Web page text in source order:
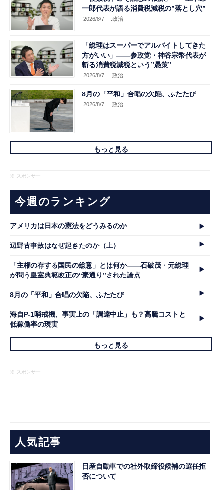
一郎代表が語る消費税減税の”落とし穴”
2026/8/7 .政治
「総理はスーパーでアルバイトしてきた
方がいい」――参政党・神谷宗幣代表が
斬る消費税減税という”愚策”
2026/8/7 .政治
8月の「平和」合唱の欠陥、ふたたび
2026/8/7 .政治
もっと見る
※ スポンサー
今週のランキング
アメリカは日本の憲法をどうみるのか
辺野古事故はなぜ起きたのか（上）
「主権の存する国民の総意」とは何か――石破茂・元総理
が問う皇室典範改正の“素通り”された論点
8月の「平和」合唱の欠陥、ふたたび
海自P-1哨戒機、事実上の「調達中止」も？高騰コストと
低稼働率の現実
もっと見る
※ スポンサー
人気記事
日産自動車での社外取締役候補の選任拒
否について